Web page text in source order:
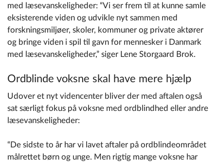
med læsevanskeligheder: “Vi ser frem til at kunne samle
eksisterende viden og udvikle nyt sammen med
forskningsmiljøer, skoler, kommuner og private aktører
og bringe viden i spil til gavn for mennesker i Danmark
med læsevanskeligheder,” siger Lene Storgaard Brok.
Ordblinde voksne skal have mere hjælp
Udover et nyt videncenter bliver der med aftalen også
sat særligt fokus på voksne med ordblindhed eller andre
læsevanskeligheder:
“De sidste to år har vi lavet aftaler på ordblindeområdet
målrettet børn og unge. Men rigtig mange voksne har